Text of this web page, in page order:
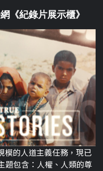
《紀錄片展示櫃》
的人道主義任務，現已
題包含：人權、人類的尊